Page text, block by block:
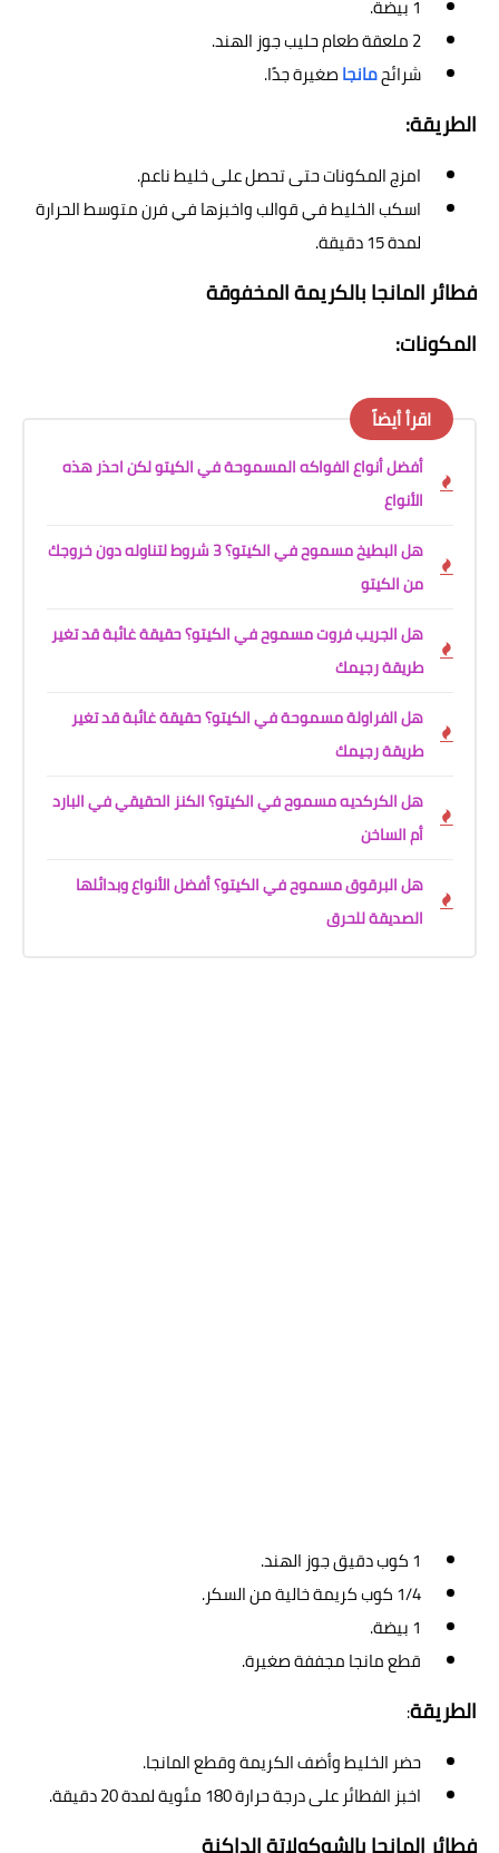
1 بيضة.
2 ملعقة طعام حليب جوز الهند.
شرائحمانجاصغيرة جدًا.
الطريقة:
امزج المكونات حتى تحصل على خليط ناعم.
اسكب الخليط في قوالب واخبزها في فرن متوسط الحرارة
لمدة 15 دقيقة.
فطائر المانجا بالكريمة المخفوقة
المكونات:
اقرأ أيضاً
أفضل أنواع الفواكه المسموحة في الكيتو لكن احذر هذه
الأنواع
هل البطيخ مسموح في الكيتو؟ 3 شروط لتناوله دون خروجك
من الكيتو
هل الجريب فروت مسموح في الكيتو؟ حقيقة غائبة قد تغير
طريقة رجيمك
هل الفراولة مسموحة في الكيتو؟ حقيقة غائبة قد تغير
طريقة رجيمك
هل الكركديه مسموح في الكيتو؟ الكنز الحقيقي في البارد
أم الساخن
هل البرقوق مسموح في الكيتو؟ أفضل الأنواع وبدائلها
الصديقة للحرق
1 كوب دقيق جوز الهند.
1/4 كوب كريمة خالية من السكر.
1 بيضة.
قطع مانجا مجففة صغيرة.
الطريقة:
حضر الخليط وأضف الكريمة وقطع المانجا.
اخبز الفطائر على درجة حرارة 180 مئوية لمدة 20 دقيقة.